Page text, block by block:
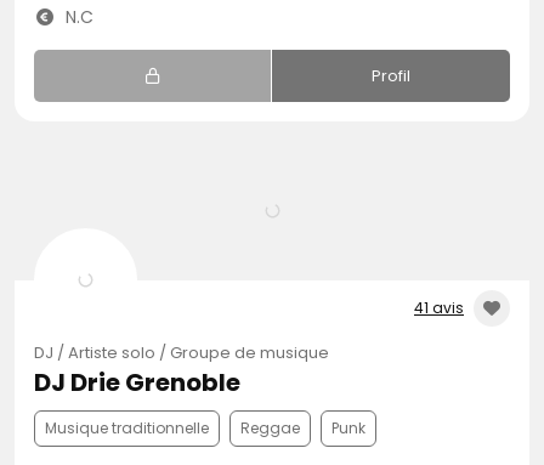
N.C
Profil
41 avis
DJ / Artiste solo / Groupe de musique
DJ Drie Grenoble
Musique traditionnelle Reggae Punk